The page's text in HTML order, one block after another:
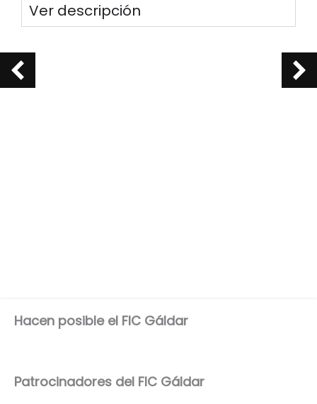
Ver descripción
Hacen posible el FIC Gáldar
Patrocinadores del FIC Gáldar